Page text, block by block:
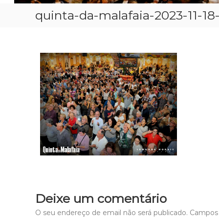
quinta-da-malafaia-2023-11-
Deixe um comentário
O seu endereço de email não será publicado.